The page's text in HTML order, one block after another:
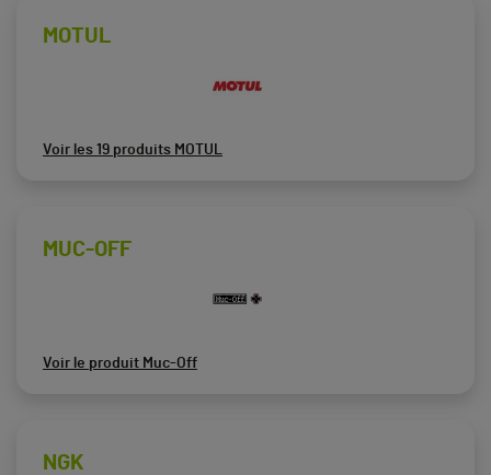
MOTUL
Voir les 19 produits MOTUL
MUC-OFF
Voir le produit Muc-Off
NGK